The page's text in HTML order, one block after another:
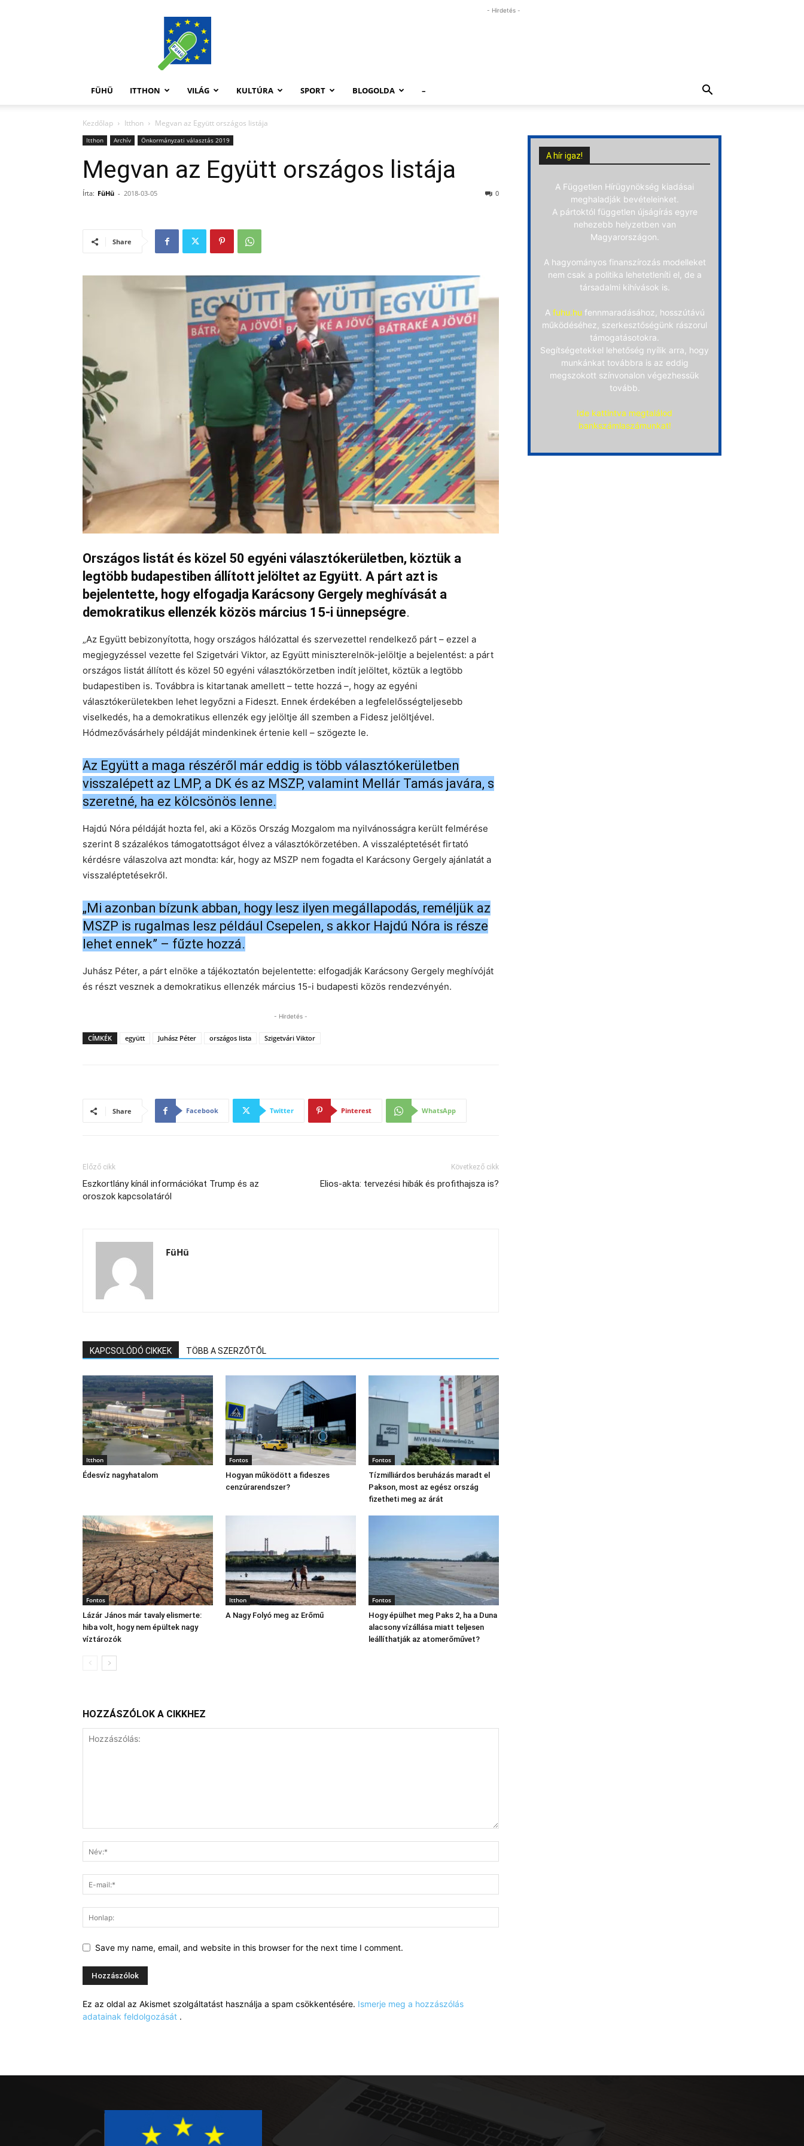
FüHü
- Hirdetés -
FÜHÜ ITTHON VILÁG KULTÚRA SPORT BLOGOLDA –
Kezdőlap Itthon Megvan az Együtt országos listája
Itthon Archív Önkormányzati választás 2019
Megvan az Együtt országos listája
Írta: FüHü - 2018-03-05 0
Share
Országos listát és közel 50 egyéni választókerületben, köztük a
legtöbb budapestiben állított jelöltet az Együtt. A párt azt is
bejelentette, hogy elfogadja Karácsony Gergely meghívását a
demokratikus ellenzék közös március 15-i ünnepségre.
„Az Együtt bebizonyította, hogy országos hálózattal és szervezettel rendelkező párt – ezzel a
megjegyzéssel vezette fel Szigetvári Viktor, az Együtt miniszterelnök-jelöltje a bejelentést: a párt
országos listát állított és közel 50 egyéni választókörzetben indít jelöltet, köztük a legtöbb
budapestiben is. Továbbra is kitartanak amellett – tette hozzá –, hogy az egyéni
választókerületekben lehet legyőzni a Fideszt. Ennek érdekében a legfelelősségteljesebb
viselkedés, ha a demokratikus ellenzék egy jelöltje áll szemben a Fidesz jelöltjével.
Hódmezővásárhely példáját mindenkinek értenie kell – szögezte le.
Az Együtt a maga részéről már eddig is több választókerületben
visszalépett az LMP, a DK és az MSZP, valamint Mellár Tamás javára, s
szeretné, ha ez kölcsönös lenne.
Hajdú Nóra példáját hozta fel, aki a Közös Ország Mozgalom ma nyilvánosságra került felmérése
szerint 8 százalékos támogatottságot élvez a választókörzetében. A visszaléptetését firtató
kérdésre válaszolva azt mondta: kár, hogy az MSZP nem fogadta el Karácsony Gergely ajánlatát a
visszaléptetésekről.
„Mi azonban bízunk abban, hogy lesz ilyen megállapodás, reméljük az
MSZP is rugalmas lesz például Csepelen, s akkor Hajdú Nóra is része
lehet ennek” – fűzte hozzá.
Juhász Péter, a párt elnöke a tájékoztatón bejelentette: elfogadják Karácsony Gergely meghívóját
és részt vesznek a demokratikus ellenzék március 15-i budapesti közös rendezvényén.
- Hirdetés -
CÍMKÉK együtt Juhász Péter országos lista Szigetvári Viktor
Share Facebook Twitter Pinterest WhatsApp
Előző cikk
Eszkortlány kínál információkat Trump és az
oroszok kapcsolatáról
Következő cikk
Elios-akta: tervezési hibák és profithajsza is?
FüHü
KAPCSOLÓDÓ CIKKEK TÖBB A SZERZŐTŐL
Itthon
Édesvíz nagyhatalom
Fontos
Hogyan működött a fideszes
cenzúrarendszer?
Fontos
Tízmilliárdos beruházás maradt el
Pakson, most az egész ország
fizetheti meg az árát
Fontos
Lázár János már tavaly elismerte:
hiba volt, hogy nem épültek nagy
víztározók
Itthon
A Nagy Folyó meg az Erőmű
Fontos
Hogy épülhet meg Paks 2, ha a Duna
alacsony vízállása miatt teljesen
leállíthatják az atomerőművet?
HOZZÁSZÓLOK A CIKKHEZ
Save my name, email, and website in this browser for the next time I comment.
Ez az oldal az Akismet szolgáltatást használja a spam csökkentésére. Ismerje meg a hozzászólás
adatainak feldolgozását .
A hír igaz!
A Független Hírügynökség kiadásai
meghaladják bevételeinket.
A pártoktól független újságírás egyre
nehezebb helyzetben van
Magyarországon.
A hagyományos finanszírozás modelleket
nem csak a politika lehetetleníti el, de a
társadalmi kihívások is.
A fuhu.hu fennmaradásához, hosszútávú
működéséhez, szerkesztőségünk rászorul
támogatásotokra.
Segítségetekkel lehetőség nyílik arra, hogy
munkánkat továbbra is az eddig
megszokott színvonalon végezhessük
tovább.
Ide kattintva megtalálod
bankszámlaszámunkat!